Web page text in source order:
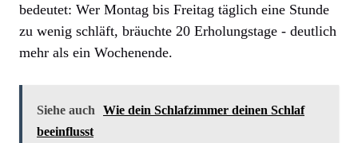
bedeutet: Wer Montag bis Freitag täglich eine Stunde
zu wenig schläft, bräuchte 20 Erholungstage - deutlich
mehr als ein Wochenende.
Siehe auch
Wie dein Schlafzimmer deinen Schlaf
beeinflusst